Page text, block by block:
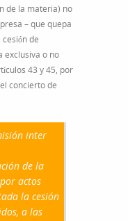
de la materia) no
– que quepa
de
exclusiva o no
43 y 45, por
concierto de
inter
de la
actos
la cesión
a las